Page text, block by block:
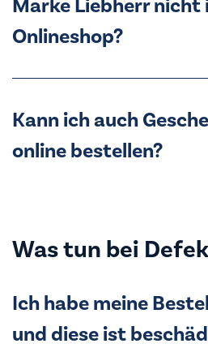
Marke Liebherr nicht
Onlineshop?
Kann ich auch
online bestellen?
Was tun bei
Ich habe meine
und diese ist